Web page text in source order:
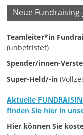
k
e
t
n
g
S
Neue Fundraising-
Teamleiter*in
(unbefristet)
Spender/innen-
Super-Held/-in
Aktuelle
finden Sie hier in
Hier können Sie